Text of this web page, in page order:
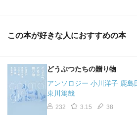
この本が好きな人におすすめの本
どうぶつたちの贈り物
アンソロジー 小川洋子 鹿
東川篤哉
232 3.15 38